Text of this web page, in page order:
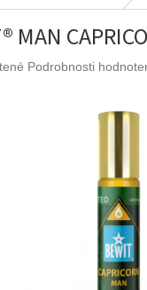
MAN
Podrobnosti